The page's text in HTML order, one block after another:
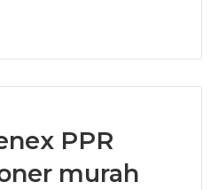
PPR
murah